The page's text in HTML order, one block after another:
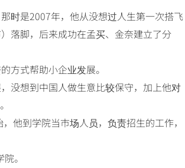
时是2007年，他从没想过人生第一次搭飞
落脚，后来成功在孟买、金奈建立了分
方式帮助小企业发展。
没想到中国人做生意比较保守，加上他对
他到学院当市场人员，负责招生的工作，
。